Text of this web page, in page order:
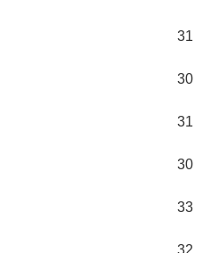
31
30
31
30
33
32